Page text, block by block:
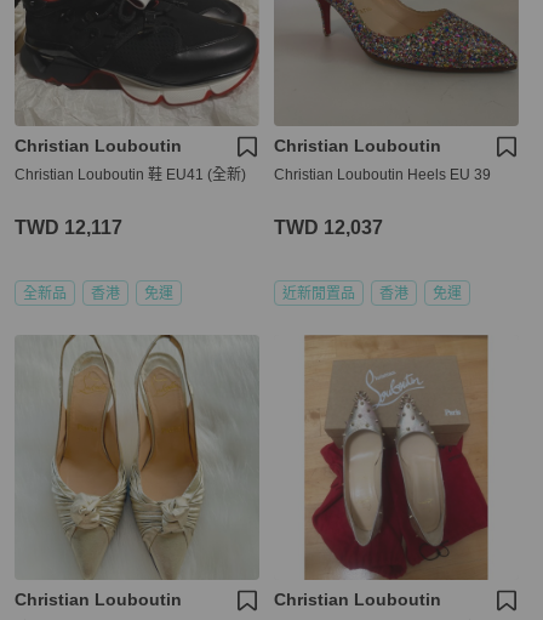
Christian Louboutin
Christian Louboutin 鞋 EU41 (全新)
TWD 12,117
全新品 香港 免運
Christian Louboutin
Christian Louboutin Heels EU 39
TWD 12,037
近新閒置品 香港 免運
Christian Louboutin Christian Louboutin